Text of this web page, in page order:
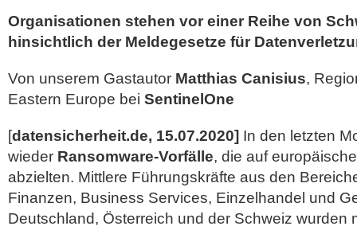
Organisationen stehen vor einer Reihe von
hinsichtlich der Meldegesetze für
Von unserem Gastautor Matthias Canisius,
Eastern Europe bei SentinelOne
[datensicherheit.de, 15.07.2020] In den letzten
wieder Ransomware-Vorfälle, die auf
abzielten. Mittlere Führungskräfte aus den
Finanzen, Business Services, Einzelhandel und
Deutschland, Österreich und der Schweiz wurden